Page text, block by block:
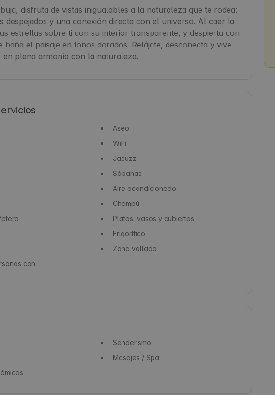
disfruta de vistas inigualables a la naturaleza que te rodea:
despejados y una conexión directa con el universo. Al caer la
estrellas sobre ti con su interior transparente, y despierta con
baña el paisaje en tonos dorados. Relájate, desconecta y vive
en plena armonía con la naturaleza.
Aseo
WiFi
Jacuzzi
Sábanas
Aire acondicionado
Champú
Platos, vasos y cubiertos
Frigorífico
Zona vallada
con
Senderismo
Masajes / Spa